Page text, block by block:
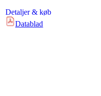
Detaljer & køb
Datablad